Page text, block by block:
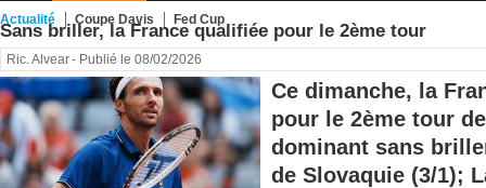
Actualité Coupe Davis Fed Cup
Sans briller, la France qualifiée pour le 2ème tour
Ric. Alvear- Publié le 08/02/2026
Ce dimanche, la
pour le 2ème tour
dominant sans
de Slovaquie (3/1);